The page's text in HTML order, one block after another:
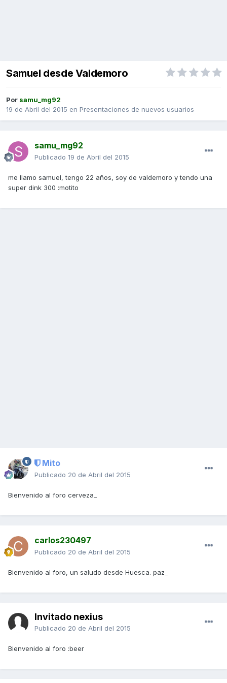
Samuel desde Valdemoro
Por samu_mg92
19 de Abril del 2015 en Presentaciones de nuevos usuarios
samu_mg92
Publicado 19 de Abril del 2015
me llamo samuel, tengo 22 años, soy de valdemoro y tendo una
super dink 300 :motito
Mito
Publicado 20 de Abril del 2015
Bienvenido al foro cerveza_
carlos230497
Publicado 20 de Abril del 2015
Bienvenido al foro, un saludo desde Huesca. paz_
Invitado nexius
Publicado 20 de Abril del 2015
Bienvenido al foro :beer